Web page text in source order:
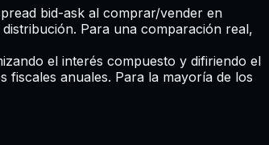
bid-ask al comprar/vender en
Para una comparación real,
el interés compuesto y difiriendo el
fiscales anuales. Para la mayoría de los